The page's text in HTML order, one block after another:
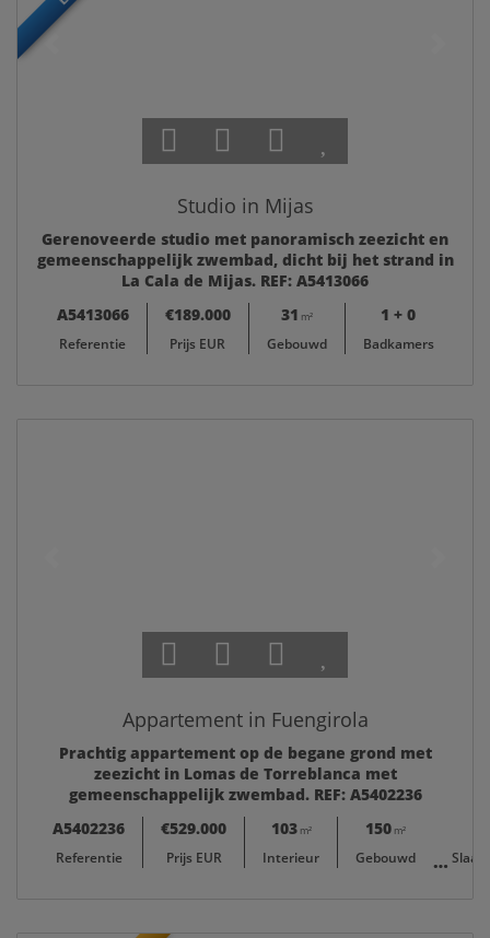
Studio in Mijas
Gerenoveerde studio met panoramisch zeezicht en
gemeenschappelijk zwembad, dicht bij het strand in
La Cala de Mijas. REF: A5413066
A5413066
Referentie
€189.000
Prijs EUR
31 m²
Gebouwd
1 + 0
Badkamers
Appartement in Fuengirola
Prachtig appartement op de begane grond met
zeezicht in Lomas de Torreblanca met
gemeenschappelijk zwembad. REF: A5402236
A5402236
Referentie
€529.000
Prijs EUR
103 m²
Interieur
150 m²
Gebouwd